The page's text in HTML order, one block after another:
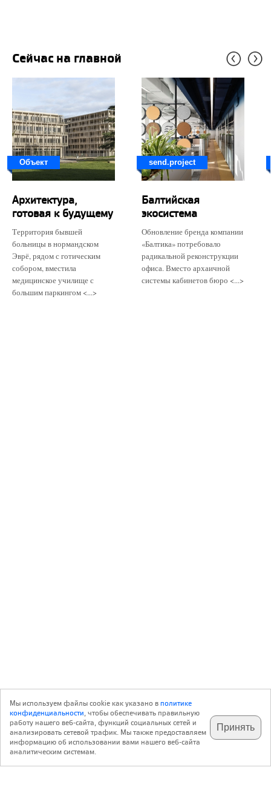
Сейчас на главной
Объект
Архитектура,
готовая к будущему
Территория бывшей
больницы в нормандском
Эврё, рядом с готическим
собором, вместила
медицинское училище с
большим паркингом <...>
send.project
Балтийская
экосистема
Обновление бренда компании
«Балтика» потребовало
радикальной реконструкции
офиса. Вместо архаичной
системы кабинетов бюро <...>
подпишитесь на наш
телеграм @archi_ru
✕
с 20 июля 1999 г.
Мы используем файлы cookie как указано вполитике
конфиденциальности, чтобы обеспечивать правильную
работу нашего веб-сайта, функций социальных сетей и
анализировать сетевой трафик. Мы также предоставляем
информацию об использовании вами нашего веб-сайта
аналитическим системам.
Принять